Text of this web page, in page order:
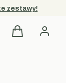
zestawy!
Produkty w